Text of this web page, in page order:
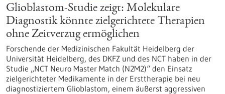
Glioblastom-Studie zeigt: Molekulare
Diagnostik könnte zielgerichtete Therapien
ohne Zeitverzug ermöglichen
Forschende der Medizinischen Fakultät Heidelberg der
Universität Heidelberg, des DKFZ und des NCT haben in der
Studie „NCT Neuro Master Match (N2M2)“ den Einsatz
zielgerichteter Medikamente in der Ersttherapie bei neu
diagnostiziertem Glioblastom, einem äußerst aggressiven